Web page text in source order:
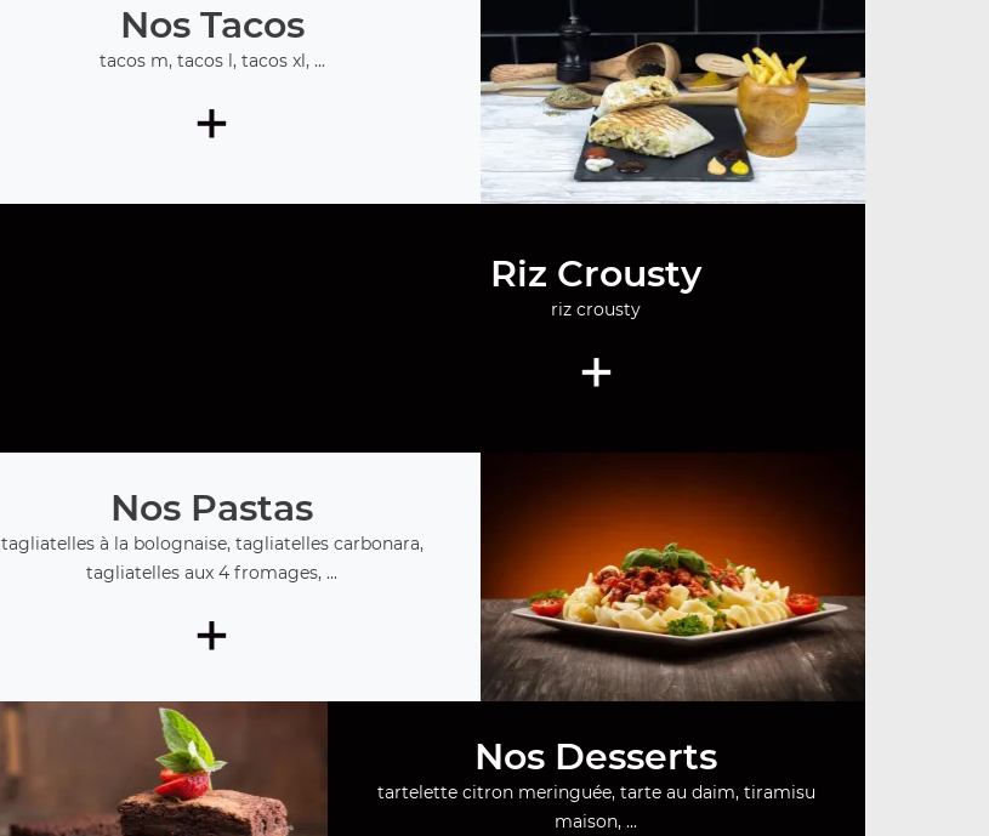
Nos Tacos
tacos m, tacos l, tacos xl, ...
+
Riz Crousty
riz crousty
+
Nos Pastas
tagliatelles à la bolognaise, tagliatelles carbonara,
tagliatelles aux 4 fromages, ...
+
Nos Desserts
tartelette citron meringuée, tarte au daim, tiramisu
maison, ...